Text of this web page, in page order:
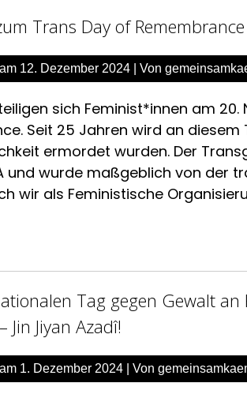
Trans Day of
12. Dezember 2024 | Von
sich Feminist*innen am
Seit 25 Jahren wird an
ermordet wurden. Der
und wurde maßgeblich von der
wir als Feministische
Tag gegen Gewalt
Jin Jiyan Azadî!
1. Dezember 2024 | Von